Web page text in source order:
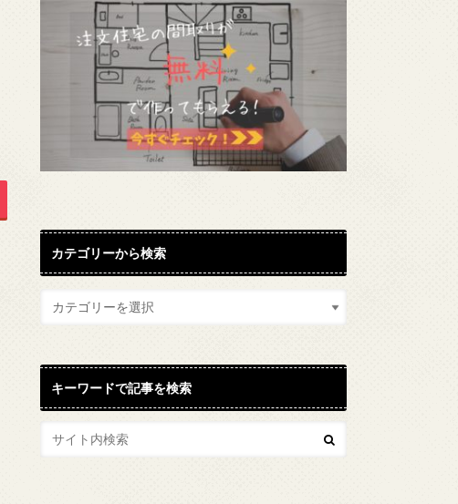
カテゴリーから検索
キーワードで記事を検索